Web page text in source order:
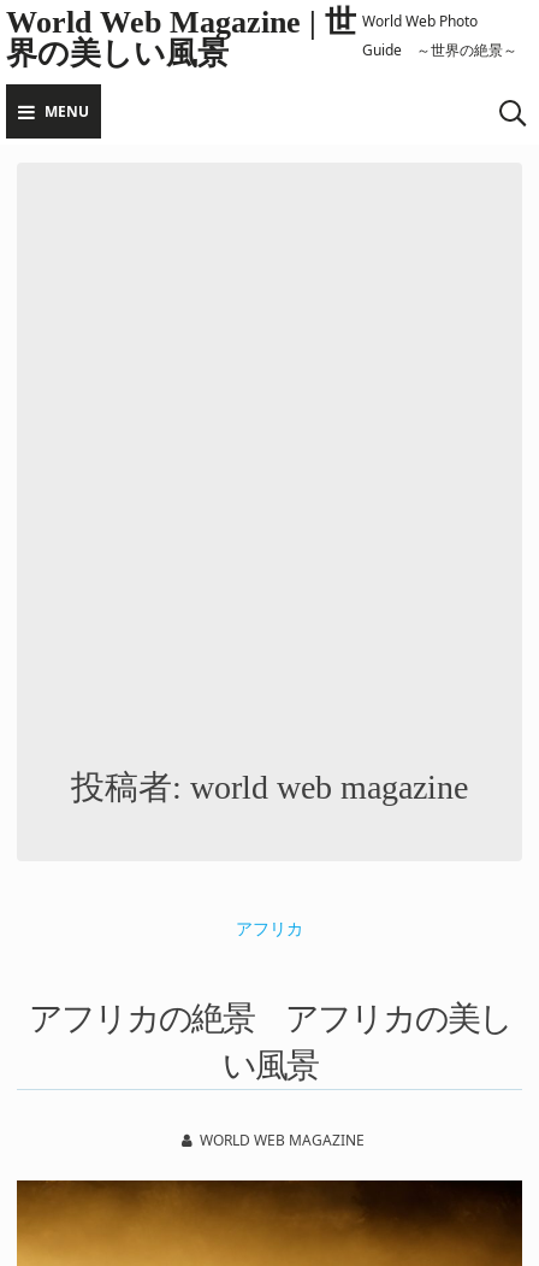
Skip
to
content
World Web Magazine | 世
界の美しい風景
World Web Photo
Guide ～世界の絶景～
MENU
投稿者: world web magazine
アフリカ
アフリカの絶景 アフリカの美し
い風景
WORLD WEB MAGAZINE